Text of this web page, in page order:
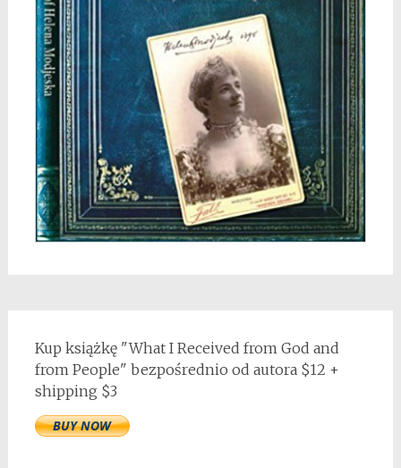
Kup książkę "What I Received from God and
from People" bezpośrednio od autora $12 +
shipping $3